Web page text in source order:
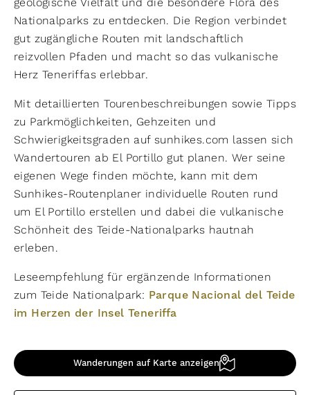
Nationalparks zu entdecken. Die Region verbindet
gut zugängliche Routen mit landschaftlich
reizvollen Pfaden und macht so das vulkanische
Herz Teneriffas erlebbar.
Mit detaillierten Tourenbeschreibungen sowie Tipps
zu Parkmöglichkeiten, Gehzeiten und
Schwierigkeitsgraden auf sunhikes.com lassen sich
Wandertouren ab El Portillo gut planen. Wer seine
eigenen Wege finden möchte, kann mit dem
Sunhikes-Routenplaner individuelle Routen rund
um El Portillo erstellen und dabei die vulkanische
Schönheit des Teide-Nationalparks hautnah
erleben.
Leseempfehlung für ergänzende Informationen
zum Teide Nationalpark: Parque Nacional del Teide
im Herzen der Insel Teneriffa
Wanderungen auf Karte anzeigen